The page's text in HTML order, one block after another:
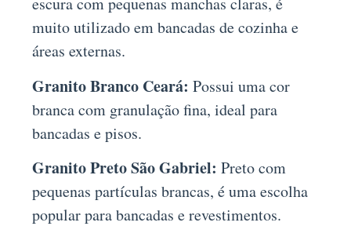
muito utilizado em bancadas de cozinha e
áreas externas.
Granito Branco Ceará: Possui uma cor
branca com granulação fina, ideal para
bancadas e pisos.
Granito Preto São Gabriel: Preto com
pequenas partículas brancas, é uma escolha
popular para bancadas e revestimentos.